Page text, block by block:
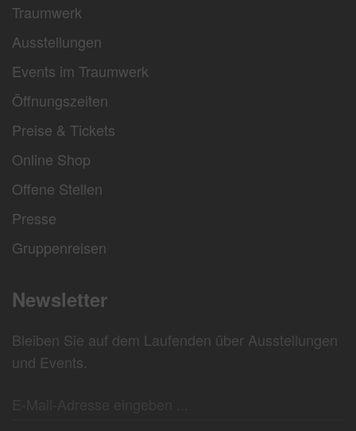
Traumwerk
Ausstellungen
Events im Traumwerk
Öffnungszeiten
Preise & Tickets
Online Shop
Offene Stellen
Presse
Gruppenreisen
Newsletter
Bleiben Sie auf dem Laufenden über Ausstellungen
und Events.